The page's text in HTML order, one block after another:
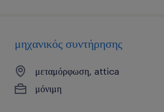
μηχανικός συντήρησης
μεταμόρφωση, attica
μόνιμη